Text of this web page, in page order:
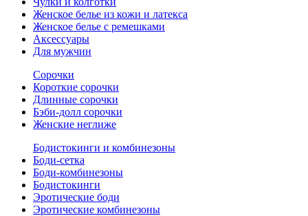
Женское белье из кожи и латекса
Женское белье с ремешками
Аксессуары
Для мужчин
Сорочки
Короткие сорочки
Длинные сорочки
Бэби-долл сорочки
Женские неглиже
Бодистокинги и комбинезоны
Боди-сетка
Боди-комбинезоны
Бодистокинги
Эротические боди
Эротические комбинезоны